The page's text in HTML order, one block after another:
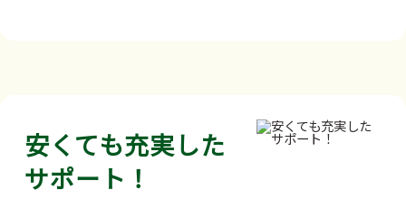
安くても充実した
サポート！